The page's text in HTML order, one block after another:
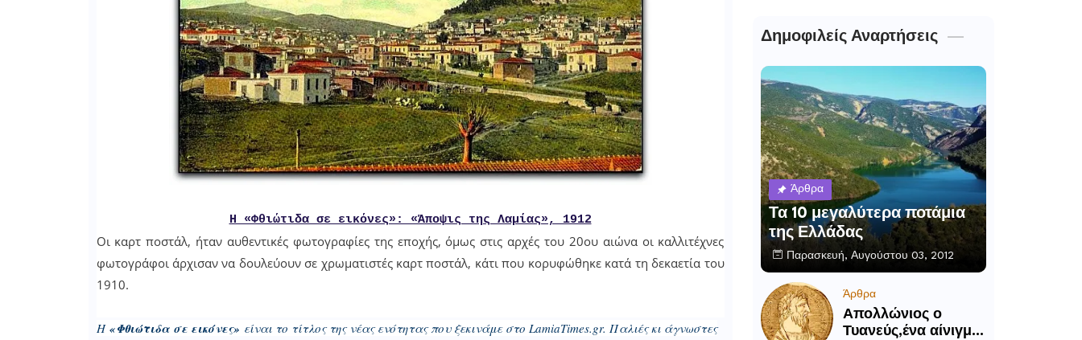
Η «Φθιώτιδα σε εικόνες»: «Άποψις της Λαμίας», 1912
Οι καρτ ποστάλ, ήταν αυθεντικές φωτογραφίες της εποχής, όμως στις αρχές του 20ου αιώνα οι καλλιτέχνες
φωτογράφοι άρχισαν να δουλεύουν σε χρωματιστές καρτ ποστάλ, κάτι που κορυφώθηκε κατά τη δεκαετία του
1910.
Η «Φθιώτιδα σε εικόνες» είναι το τίτλος της νέας ενότητας που ξεκινάμε στο LamiaTimes.gr. Παλιές κι άγνωστες
Δημοφιλείς Αναρτήσεις
Άρθρα
Τα 10 μεγαλύτερα ποτάμια
της Ελλάδας
Παρασκευή, Αυγούστου 03, 2012
Άρθρα
Απολλώνιος ο
Τυανεύς,ένα αίνιγμα